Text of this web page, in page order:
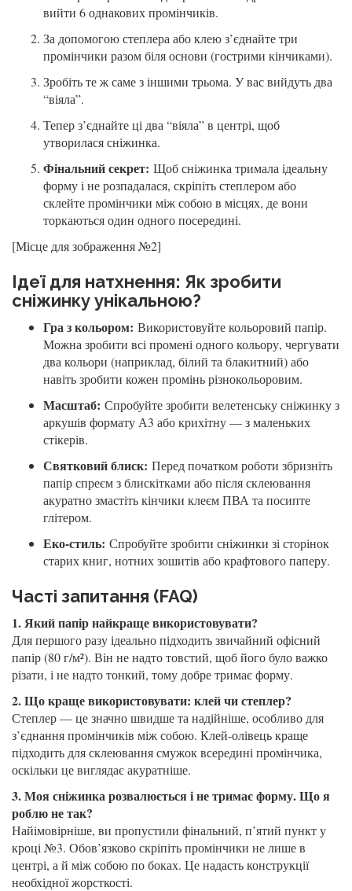
вийти 6 однакових промінчиків.
За допомогою степлера або клею з’єднайте три
промінчики разом біля основи (гострими кінчиками).
Зробіть те ж саме з іншими трьома. У вас вийдуть два
“віяла”.
Тепер з’єднайте ці два “віяла” в центрі, щоб
утворилася сніжинка.
Фінальний секрет: Щоб сніжинка тримала ідеальну
форму і не розпадалася, скріпіть степлером або
склейте промінчики між собою в місцях, де вони
торкаються один одного посередині.
[Місце для зображення №2]
Ідеї для натхнення: Як зробити
сніжинку унікальною?
Гра з кольором: Використовуйте кольоровий папір.
Можна зробити всі промені одного кольору, чергувати
два кольори (наприклад, білий та блакитний) або
навіть зробити кожен промінь різнокольоровим.
Масштаб: Спробуйте зробити велетенську сніжинку з
аркушів формату А3 або крихітну — з маленьких
стікерів.
Святковий блиск: Перед початком роботи збризніть
папір спреєм з блискітками або після склеювання
акуратно змастіть кінчики клеєм ПВА та посипте
глітером.
Еко-стиль: Спробуйте зробити сніжинки зі сторінок
старих книг, нотних зошитів або крафтового паперу.
Часті запитання (FAQ)
1. Який папір найкраще використовувати?
Для першого разу ідеально підходить звичайний офісний
папір (80 г/м²). Він не надто товстий, щоб його було важко
різати, і не надто тонкий, тому добре тримає форму.
2. Що краще використовувати: клей чи степлер?
Степлер — це значно швидше та надійніше, особливо для
з’єднання промінчиків між собою. Клей-олівець краще
підходить для склеювання смужок всередині промінчика,
оскільки це виглядає акуратніше.
3. Моя сніжинка розвалюється і не тримає форму. Що я
роблю не так?
Найімовірніше, ви пропустили фінальний, п’ятий пункт у
кроці №3. Обов’язково скріпіть промінчики не лише в
центрі, а й між собою по боках. Це надасть конструкції
необхідної жорсткості.